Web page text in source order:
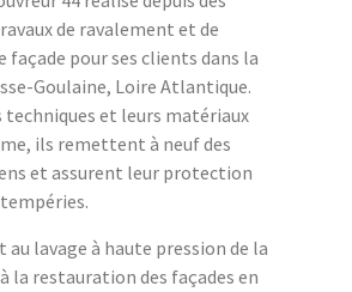
de ravalement et de
façade pour ses clients dans la
Goulaine, Loire Atlantique.
techniques et leurs matériaux
ils remettent à neuf des
et assurent leur protection
au lavage à haute pression de la
la restauration des façades en